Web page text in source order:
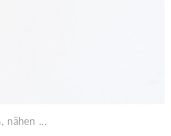
nähen ...